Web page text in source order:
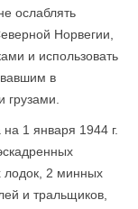
ослаблять
Норвегии,
и использовать
в
1 января 1944 г.
лодок, 2 минных
и тральщиков,